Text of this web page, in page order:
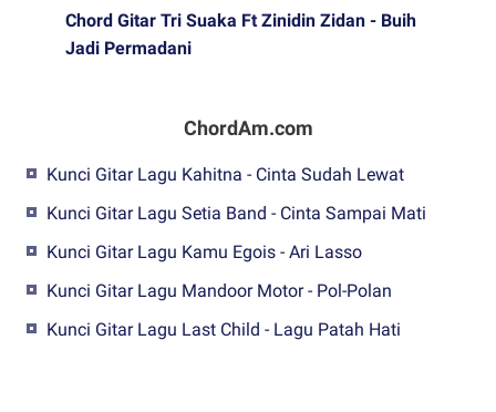
Chord Gitar Tri Suaka Ft Zinidin Zidan - Buih
Jadi Permadani
ChordAm.com
Kunci Gitar Lagu Kahitna - Cinta Sudah Lewat
Kunci Gitar Lagu Setia Band - Cinta Sampai Mati
Kunci Gitar Lagu Kamu Egois - Ari Lasso
Kunci Gitar Lagu Mandoor Motor - Pol-Polan
Kunci Gitar Lagu Last Child - Lagu Patah Hati